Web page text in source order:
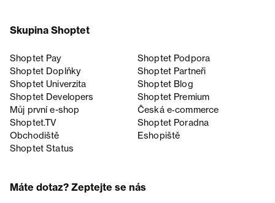
Skupina Shoptet
Shoptet Pay
Shoptet Podpora
Shoptet Doplňky
Shoptet Partneři
Shoptet Univerzita
Shoptet Blog
Shoptet Developers
Shoptet Premium
Můj první e-shop
Česká e‑commerce
Shoptet.TV
Shoptet Poradna
Obchodiště
Eshopiště
Shoptet Status
Máte dotaz? Zeptejte se nás